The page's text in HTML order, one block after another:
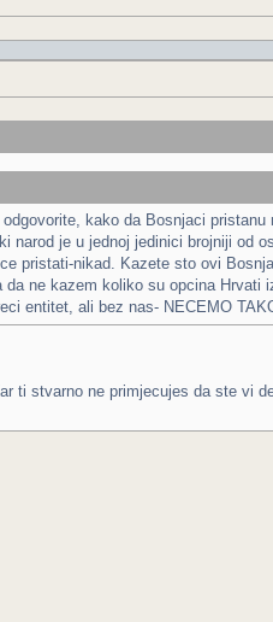
kako da Bosnjaci pristanu
je u jednoj jedinici brojniji od
pristati-nikad. Kazete sto ovi
ne kazem koliko su opcina Hrvati
entitet, ali bez nas- NECEMO
ti stvarno ne primjecujes da ste vi